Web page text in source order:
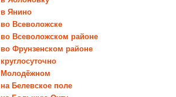
Янино
Всеволожске
Всеволожском районе
Фрунзенском районе
Молодёжном
Белевское поле